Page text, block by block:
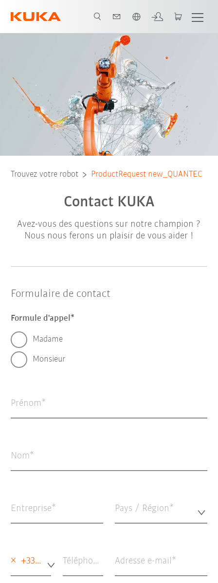
Trouvez votre robot ProductRequest new_QUANTEC
Contact KUKA
Avez-vous des questions sur notre champion ?
Nous nous ferons un plaisir de vous aider !
Formulaire de contact
Formule d'appel
Madame
Monsieur
Prénom
Nom
Entreprise Pays / Région*
× +33 - France Téléphone (option) Adresse e-mail